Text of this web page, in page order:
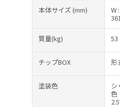
本体サイズ(mm) W
361
質量(kg) 53
チップBOX 形
塗装色
シ
色